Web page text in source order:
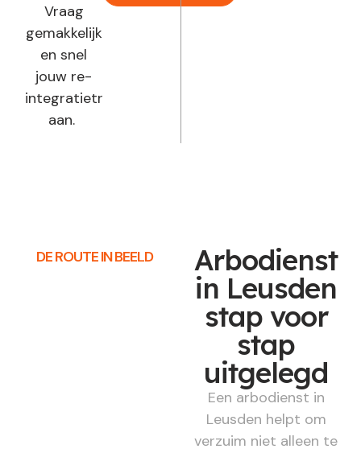
Vraag
gemakkelijk
en snel
jouw re-
integratietraject
aan.
DE ROUTE IN BEELD Arbodienst
in Leusden
stap voor
stap
uitgelegd
Een arbodienst in
Leusden helpt om
verzuim niet alleen te